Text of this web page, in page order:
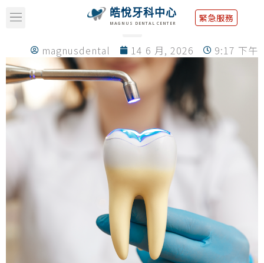
皓悅牙科中心
MAGNUS DENTAL CENTER 緊急服務
magnusdental 14 6 月, 2026 9:17 下午